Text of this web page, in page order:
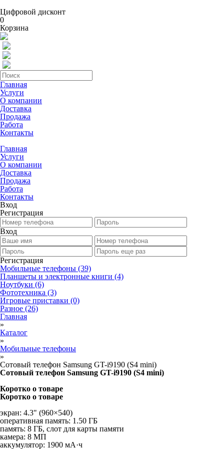
Цифровой дисконт
0
Корзина
Главная
Услуги
О компании
Доставка
Продажа
Работа
Контакты
Главная
Услуги
О компании
Доставка
Продажа
Работа
Контакты
Вход
Регистрация
Вход
Регистрация
Мобильные телефоны (39)
Планшеты и электронные книги (4)
Ноутбуки (6)
Фототехника (3)
Игровые приставки (0)
Разное (26)
Главная
»
Каталог
»
Мобильные телефоны
»
Сотовый телефон Samsung GT-i9190 (S4 mini)
Сотовый телефон Samsung GT-i9190 (S4 mini)
Коротко о товаре
Коротко о товаре
экран: 4.3" (960×540)
оперативная память: 1.50 ГБ
память: 8 ГБ, слот для карты памяти
камера: 8 МП
аккумулятор: 1900 мА·ч